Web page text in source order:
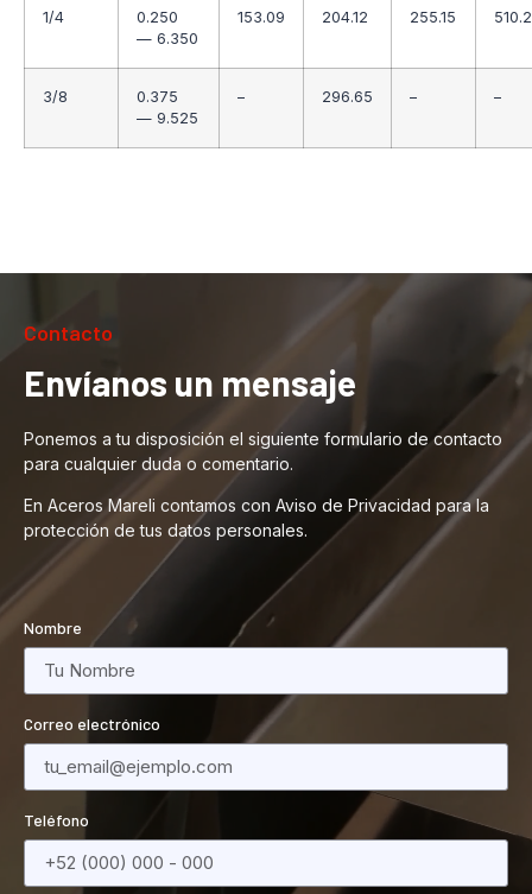
1/4
0.250
— 6.350
153.09 204.12 255.15
3/8
0.375
— 9.525
– 296.65 – –
Contacto
Envíanos un mensaje
Ponemos a tu disposición el siguiente formulario de contacto
para cualquier duda o comentario.
En Aceros Mareli contamos con Aviso de Privacidad para la
protección de tus datos personales.
Nombre
Correo electrónico
Teléfono